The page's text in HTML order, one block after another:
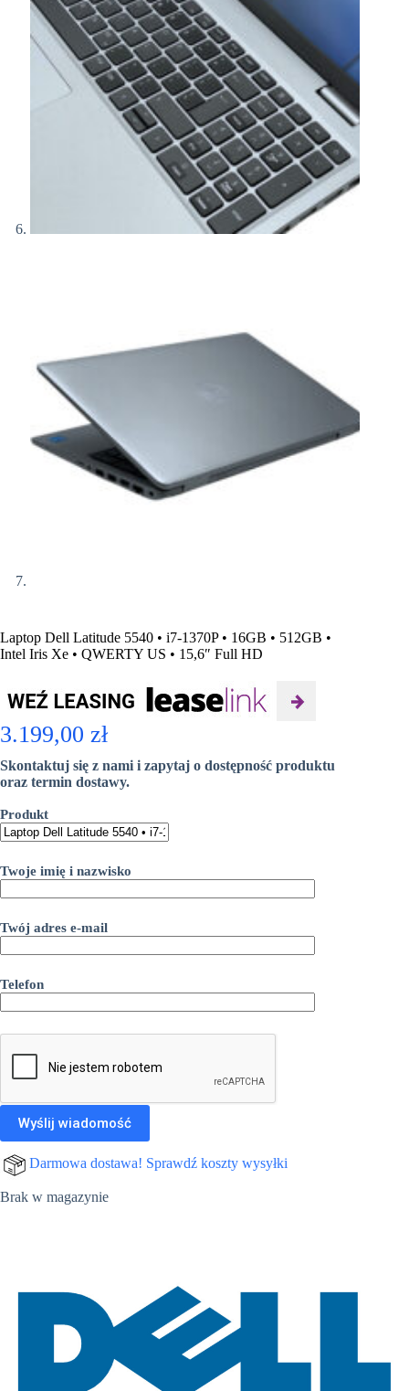
Laptop Dell Latitude 5540 • i7-1370P • 16GB • 512GB •
Intel Iris Xe • QWERTY US • 15,6″ Full HD
3.199,00 zł
Skontaktuj się z nami i zapytaj o dostępność produktu
oraz termin dostawy.
Produkt
Twoje imię i nazwisko
Twój adres e-mail
Telefon
Darmowa dostawa! Sprawdź koszty wysyłki
Brak w magazynie